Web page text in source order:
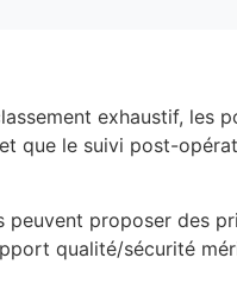
exhaustif, les
que le suivi post-
peuvent proposer des
qualité/sécurité